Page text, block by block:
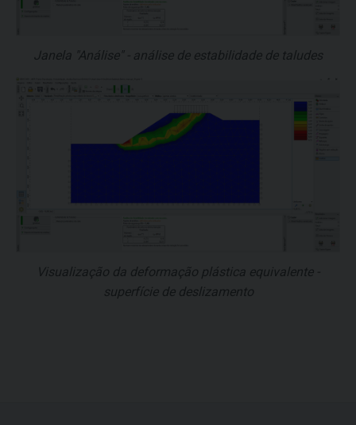
Janela "Análise" - análise de estabilidade de taludes
Visualização da deformação plástica equivalente -
superfície de deslizamento